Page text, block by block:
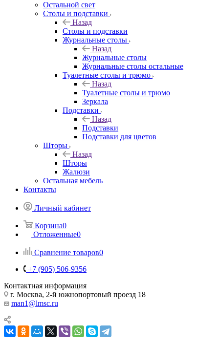
Остальной свет
Столы и подставки
Назад
Столы и подставки
Журнальные столы
Назад
Журнальные столы
Журнальные столы остальные
Туалетные столы и трюмо
Назад
Туалетные столы и трюмо
Зеркала
Подставки
Назад
Подставки
Подставки для цветов
Шторы
Назад
Шторы
Жалюзи
Остальная мебель
Контакты
Личный кабинет
Корзина0
Отложенные0
Сравнение товаров0
+7 (905) 506-9356
Контактная информация
г. Москва, 2-й южнопортовый проезд 18
man1@lmsc.ru